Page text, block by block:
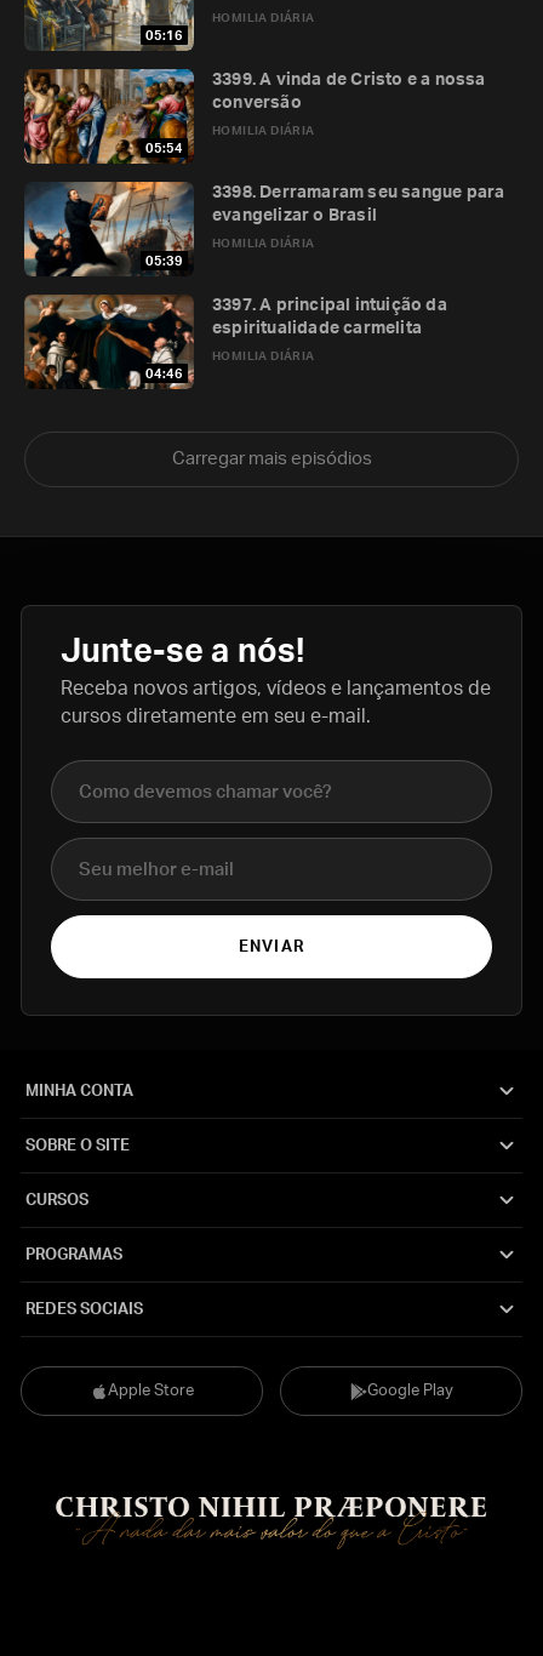
05:16
HOMILIA DIÁRIA
05:54
HOMILIA DIÁRIA
3399. A vinda de Cristo e a nossa
conversão
05:39
HOMILIA DIÁRIA
3398. Derramaram seu sangue para
evangelizar o Brasil
04:46
HOMILIA DIÁRIA
3397. A principal intuição da
espiritualidade carmelita
Carregar mais episódios
Junte-se a nós!
Receba novos artigos, vídeos e lançamentos de
cursos diretamente em seu e-mail.
Nome completo
E-mail
ENVIAR
Apple Store Google Play
MINHA CONTA
SOBRE O SITE
CURSOS
PROGRAMAS
REDES SOCIAIS